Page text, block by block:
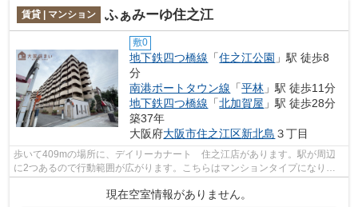
賃貸 | マンション ふぁみーゆ住之江
敷0
地下鉄四つ橋線 「住之江公園 」駅 徒歩8
分
南港ポートタウン線 「平林 」駅 徒歩11分
地下鉄四つ橋線 「北加賀屋 」駅 徒歩28分
築37年
大阪府大阪市住之江区新北島 ３丁目
歩いて409mの場所に、デイリーカナート 住之江店があります。駅が周辺
に2つあるので行動範囲が広がります。こちらはマンションタイプになりま
現在空室情報がありません。